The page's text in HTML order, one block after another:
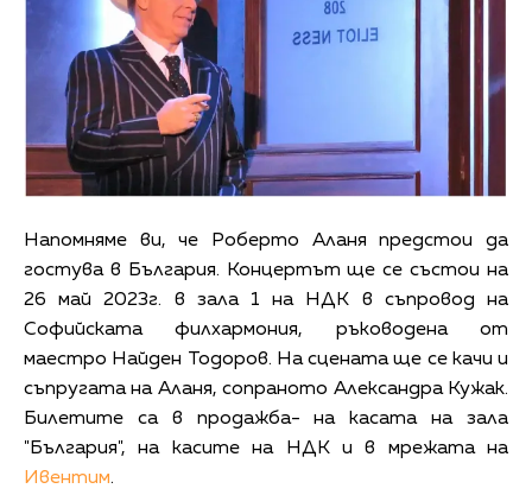
Напомняме ви, че Роберто Аланя предстои да
гостува в България. Концертът ще се състои на
26 май 2023г. в зала 1 на НДК в съпровод на
Софийската филхармония, ръководена от
маестро Найден Тодоров. На сцената ще се качи и
съпругата на Аланя, сопраното Александра Кужак.
Билетите са в продажба- на касата на зала
"България", на касите на НДК и в мрежата на
Ивентим.